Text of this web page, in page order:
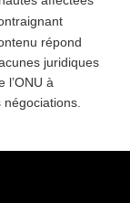
répond
juridiques
l’ONU à